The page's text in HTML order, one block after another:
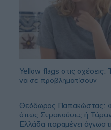
Yellow flags στις σχέσεις:
να σε προβληματίσουν
Θεόδωρος Παπακώστας:
όπως Συρακούσες ή
Ελλάδα παραμένει